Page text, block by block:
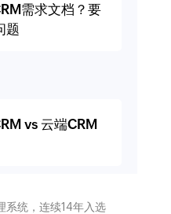
需求文档？要
题
vs 云端CRM
系统，连续14年入选